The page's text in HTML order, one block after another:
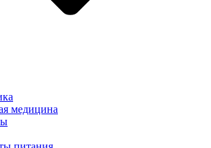
медицина